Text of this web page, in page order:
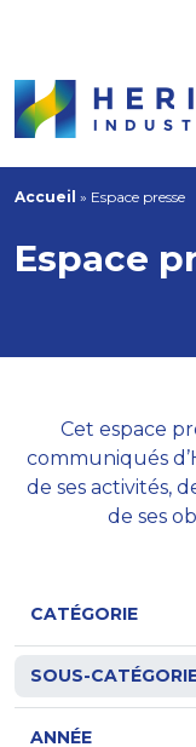
Accueil » Espace presse
Espace
Cet espace
communiqués
de ses activités,
de ses